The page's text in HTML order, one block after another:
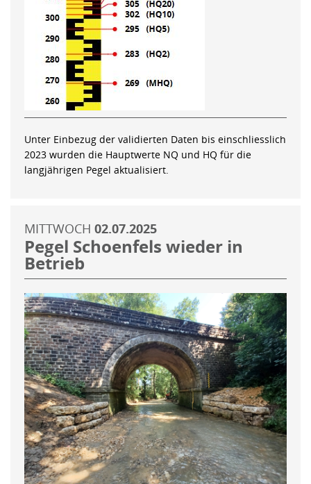
Unter Einbezug der validierten Daten bis einschliesslich
2023 wurden die Hauptwerte NQ und HQ für die
langjährigen Pegel aktualisiert.
MITTWOCH 02.07.2025
Pegel Schoenfels wieder in
Betrieb